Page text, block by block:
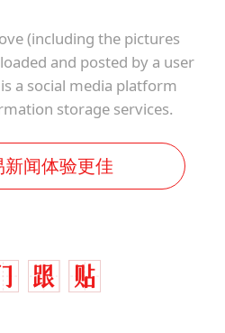
(including the pictures
and posted by a user
a social media platform
storage services.
闻体验更佳